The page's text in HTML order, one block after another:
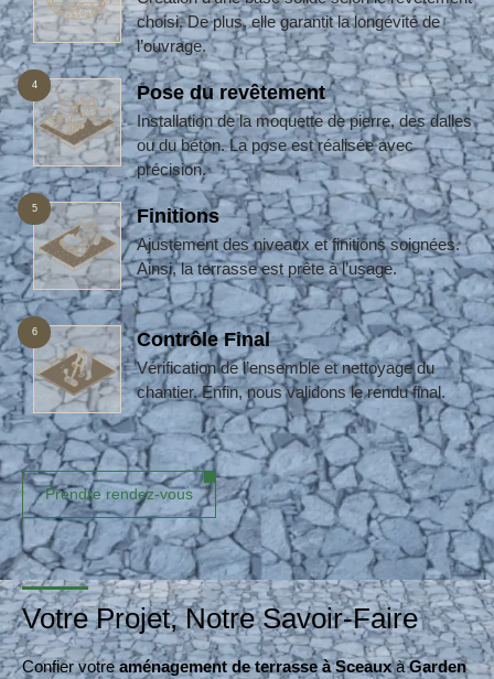
choisi. De plus, elle garantit la longévité de
l’ouvrage.
4 Pose du revêtement
Installation de la moquette de pierre, des dalles
ou du béton. La pose est réalisée avec
précision.
5 Finitions
Ajustement des niveaux et finitions soignées.
Ainsi, la terrasse est prête à l’usage.
6 Contrôle Final
Vérification de l’ensemble et nettoyage du
chantier. Enfin, nous validons le rendu final.
Prendre rendez-vous
Votre Projet, Notre Savoir-Faire
Confier votreaménagement de terrasse à SceauxàGarden